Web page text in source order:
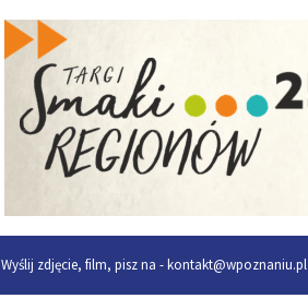
Wyślij zdjęcie, film, pisz na -kontakt@wpoznaniu.pl